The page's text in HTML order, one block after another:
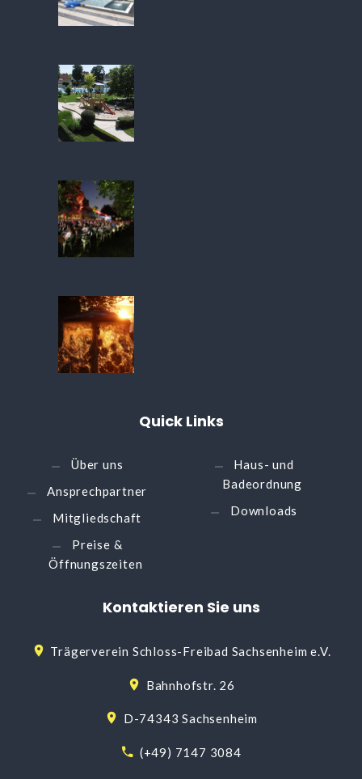
Quick Links
Über uns
Ansprechpartner
Mitgliedschaft
Preise &
Öffnungszeiten
Haus- und
Badeordnung
Downloads
Kontaktieren Sie uns
Trägerverein Schloss-Freibad Sachsenheim e.V.
Bahnhofstr. 26
D-74343 Sachsenheim
(+49) 7147 3084